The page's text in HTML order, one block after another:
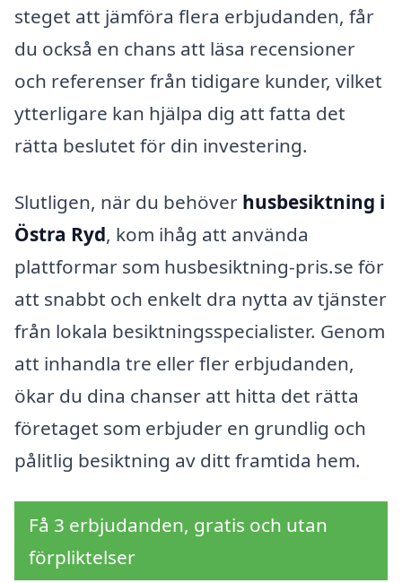
steget att jämföra flera erbjudanden, får
du också en chans att läsa recensioner
och referenser från tidigare kunder, vilket
ytterligare kan hjälpa dig att fatta det
rätta beslutet för din investering.
Slutligen, när du behöver husbesiktning i
Östra Ryd, kom ihåg att använda
plattformar som husbesiktning-pris.se för
att snabbt och enkelt dra nytta av tjänster
från lokala besiktningsspecialister. Genom
att inhandla tre eller fler erbjudanden,
ökar du dina chanser att hitta det rätta
företaget som erbjuder en grundlig och
pålitlig besiktning av ditt framtida hem.
Få 3 erbjudanden, gratis och utan
förpliktelser